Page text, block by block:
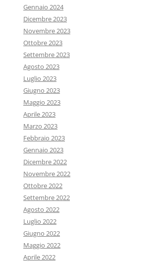
Gennaio 2024
Dicembre 2023
Novembre 2023
Ottobre 2023
Settembre 2023
Agosto 2023
Luglio 2023
Giugno 2023
Maggio 2023
Aprile 2023
Marzo 2023
Febbraio 2023
Gennaio 2023
Dicembre 2022
Novembre 2022
Ottobre 2022
Settembre 2022
Agosto 2022
Luglio 2022
Giugno 2022
Maggio 2022
Aprile 2022